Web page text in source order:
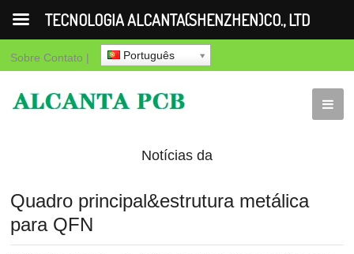
Sobre Contato | Português
Notícias da
empresa Notícias Notificação
Quadro principal&estrutura metálica
para QFN
TECNOLOGIA ALCANTA(SHENZHEN)CO., LTD